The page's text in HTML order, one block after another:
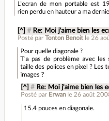
L'ecran de mon portable est
rien perdu en hauteur a ma
[^] # Re: Moi j'aime bien les
Posté parTonton Benoit le 26
Pour quelle diagonale ?
T'a pas de problème avec
taille des polices en pixel ? Les
images ?
[^] # Re: Moi j'aime bien les
Posté par Erwan le 26 août
15.4 pouces en diagonale.